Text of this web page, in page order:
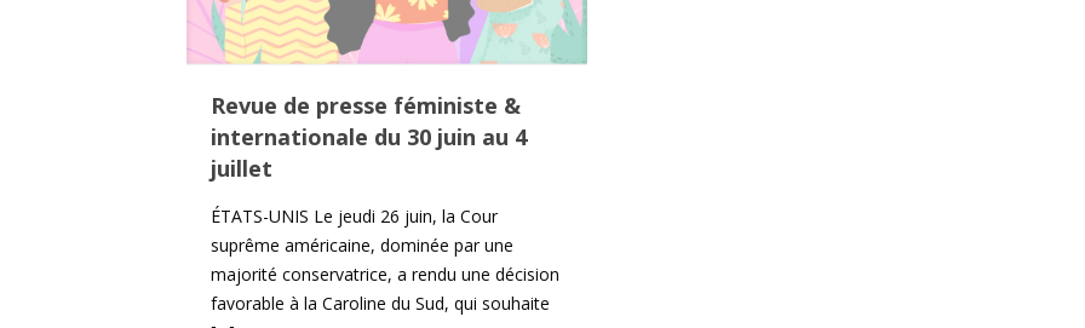
Revue de presse féministe &
internationale du 30 juin au 4
juillet
ÉTATS-UNIS Le jeudi 26 juin, la Cour
suprême américaine, dominée par une
majorité conservatrice, a rendu une décision
favorable à la Caroline du Sud, qui souhaite